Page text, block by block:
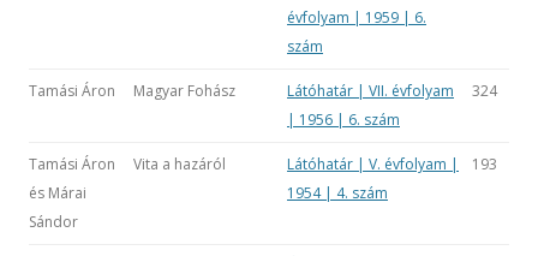
évfolyam | 1959 | 6.
szám
Tamási Áron Magyar Fohász
Látóhatár | VII. évfolyam
| 1956 | 6. szám
324
Tamási Áron
és Márai
Sándor
Vita a hazáról
Látóhatár | V. évfolyam |
1954 | 4. szám
193